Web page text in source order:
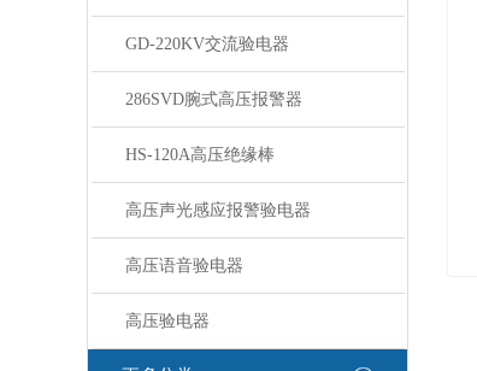
GD-220KV交流验电器
286SVD腕式高压报警器
HS-120A高压绝缘棒
高压声光感应报警验电器
高压语音验电器
高压验电器